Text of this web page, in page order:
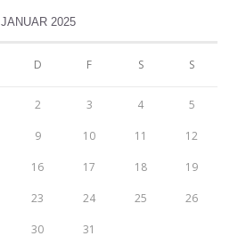
JANUAR 2025
D F S S
2 3 4 5
9 10 11 12
16 17 18 19
23 24 25 26
30 31